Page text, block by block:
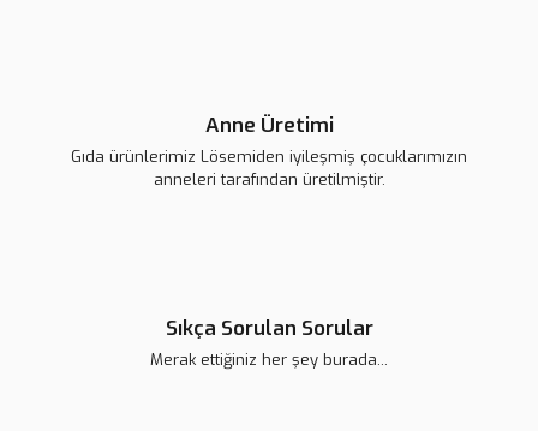
Anne Üretimi
Gıda ürünlerimiz Lösemiden iyileşmiş çocuklarımızın
anneleri tarafından üretilmiştir.
Sıkça Sorulan Sorular
Merak ettiğiniz her şey burada...